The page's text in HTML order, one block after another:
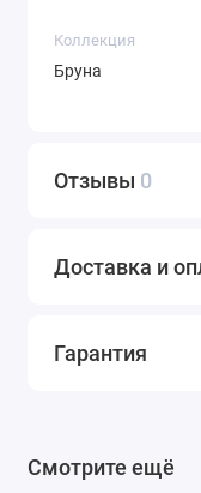
Коллекция
Бруна
Отзывы 0
Доставка и
Гарантия
Смотрите ещё